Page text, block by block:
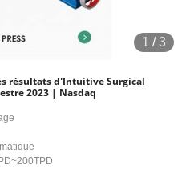
1 /3
résultats d'Intuitive Surgical
2023 | Nasdaq